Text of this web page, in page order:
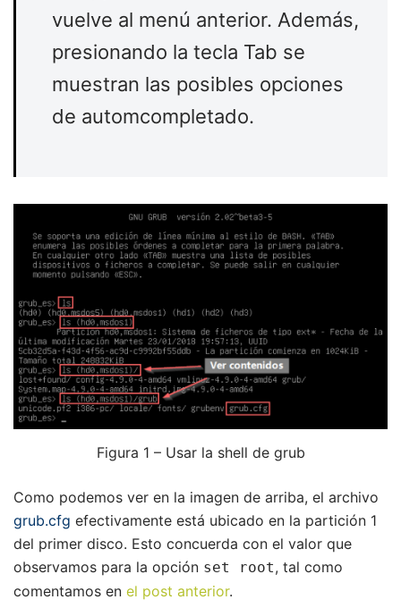
vuelve al menú anterior. Además,
presionando la tecla Tab se
muestran las posibles opciones
de automcompletado.
Figura 1 – Usar la shell de grub
Como podemos ver en la imagen de arriba, el archivo
grub.cfg efectivamente está ubicado en la partición 1
del primer disco. Esto concuerda con el valor que
observamos para la opción set root, tal como
comentamos en el post anterior.